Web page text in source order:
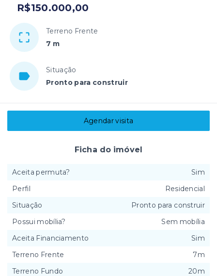
R$150.000,00
Terreno Frente
7 m
Situação
Pronto para construir
Agendar visita
Ficha do imóvel
Aceita permuta?
Sim
Perfil
Residencial
Situação
Pronto para construir
Possui mobília?
Sem mobília
Aceita Financiamento
Sim
Terreno Frente
7m
Terreno Fundo
20m